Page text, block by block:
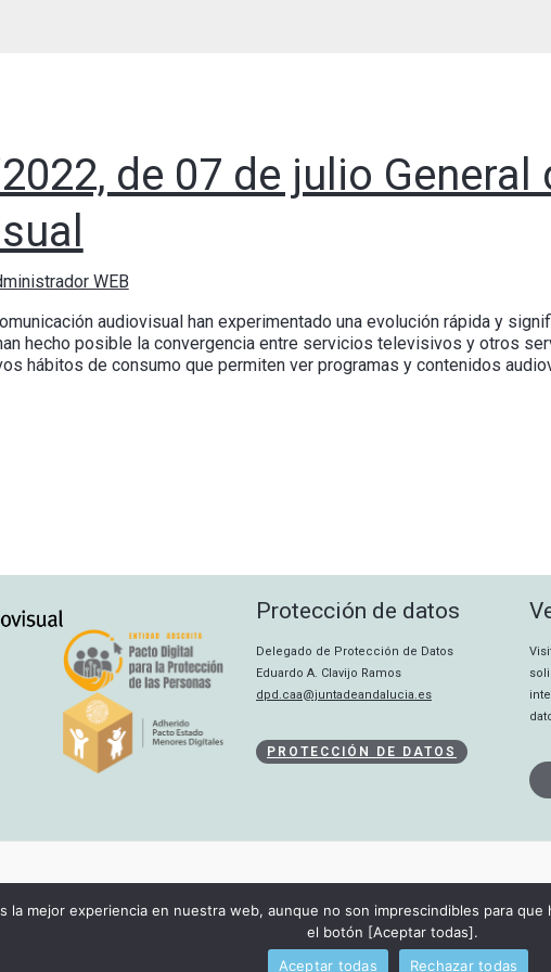
de 07 de julio
WEB
audiovisual han experimentado una evolución rápida y
hecho posible la convergencia entre servicios televisivos y otros
hábitos de consumo que permiten ver programas y contenidos
Protección de datos
Delegado de Protección de Datos
Eduardo A. Clavijo Ramos
dpd.caa@juntadeandalucia.es
PROTECCIÓN DE DATOS
CANAL INTERNO
DECLARACIÓN DE ACCESIBILIDAD
Copyright © 2026 Consejo Audiovisual de
la mejor experiencia en nuestra web, aunque no son imprescindibles para
el botón [Aceptar todas].
Aceptar todas
Rechazar todas